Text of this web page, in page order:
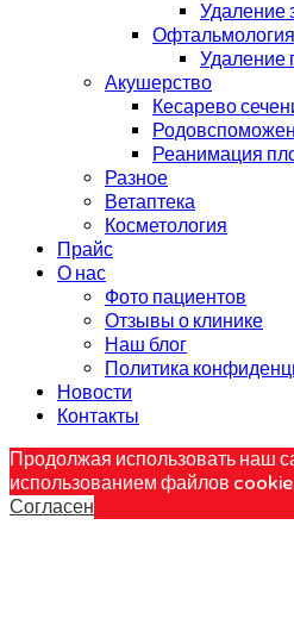
Удаление
Офтальмология
Удаление
Акушерство
Кесарево
Реанимация
Разное
Ветаптека
Косметология
Прайс
О нас
Фото пациентов
Отзывы о клинике
Наш блог
Политика
Новости
Контакты
Продолжая использовать наш
использованием файлов
Согласен